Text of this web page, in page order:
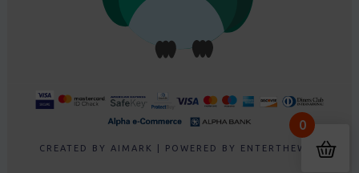
CREATED BY AIMARK | POWERED BY ENTERTHEWEB
Ρουλα From Ρέθυμνο, GR
Purchased
Σετ EBITA 242019 φούξια - 8 ετών
About 23 hours ago
0